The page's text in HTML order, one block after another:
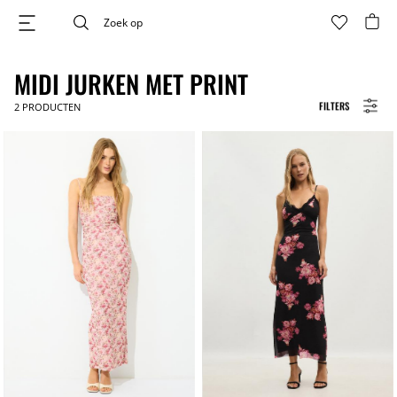
FILTERS
MIDI JURKEN MET PRINT
2 PRODUCTEN